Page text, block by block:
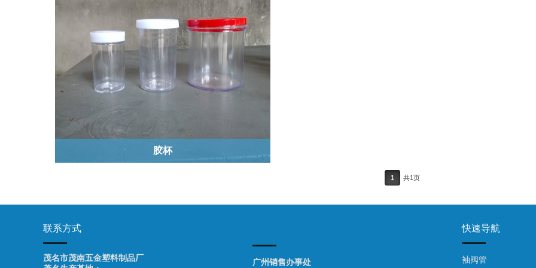
胶杯
1 共1页
联系方式
茂名市茂南五金塑料制品厂
广州销售办事处
快速导航
袖阀管